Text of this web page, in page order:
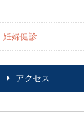
妊婦健診
アクセス